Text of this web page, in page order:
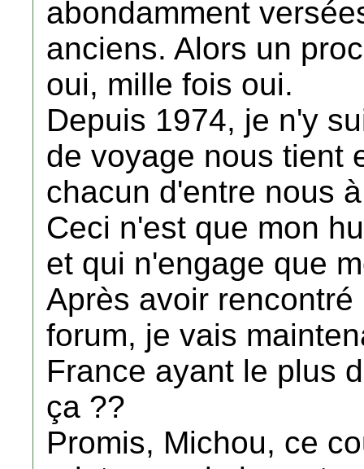
abondamment
anciens. Alors un
oui, mille fois oui.
Depuis 1974, je n'y
de voyage nous tient
chacun d'entre nous
Ceci n'est que mon
et qui n'engage que
Après avoir
forum, je vais
France ayant le plus
ça ??
Promis, Michou, ce